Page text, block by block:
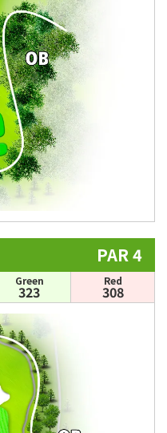
PAR 4
Green
323
Red
308